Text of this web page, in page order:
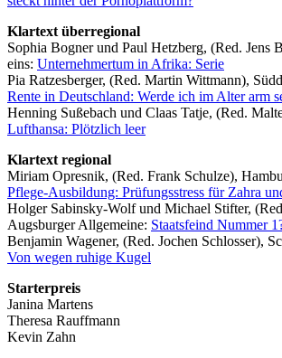
Klartext überregional
Sophia Bogner und Paul Hetzberg, (Red. Jens
eins: Unternehmertum in Afrika: Serie
Pia Ratzesberger, (Red. Martin Wittmann),
Rente in Deutschland: Werde ich im Alter arm
Henning Sußebach und Claas Tatje, (Red.
Lufthansa: Plötzlich leer
Klartext regional
Miriam Opresnik, (Red. Frank Schulze),
Pflege-Ausbildung: Prüfungsstress für Zahra
Holger Sabinsky-Wolf und Michael Stifter,
Augsburger Allgemeine: Staatsfeind Nummer
Benjamin Wagener, (Red. Jochen Schlosser),
Von wegen ruhige Kugel
Starterpreis
Janina Martens
Theresa Rauffmann
Kevin Zahn